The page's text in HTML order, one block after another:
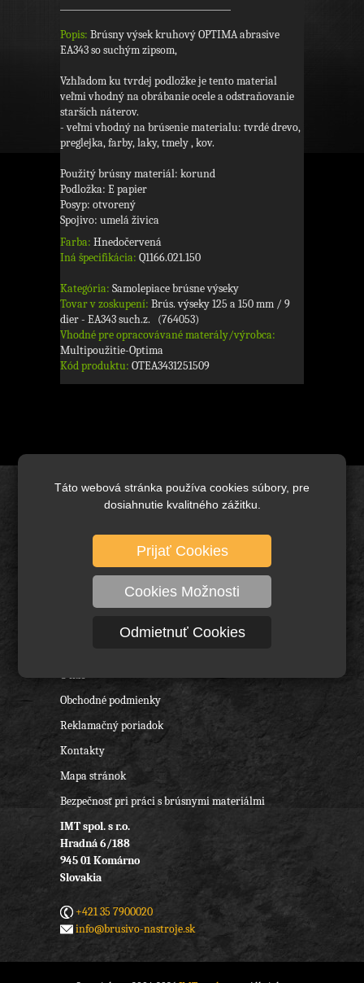
Táto webová stránka používa cookies súbory, pre
dosiahnutie kvalitného zážitku.
Prijať Cookies
Cookies Možnosti
Odmietnuť Cookies
Popis: Brúsny výsek kruhový OPTIMA abrasive
EA343 so suchým zipsom,
Vzhľadom ku tvrdej podložke je tento material
veľmi vhodný na obrábanie ocele a odstraňovanie
starších náterov.
- veľmi vhodný na brúsenie materialu: tvrdé drevo,
preglejka, farby, laky, tmely , kov.
Použitý brúsny materiál: korund
Podložka: E papier
Posyp: otvorený
Spojivo: umelá živica
Farba: Hnedočervená
Iná špecifikácia: Q1166.021.150
Kategória: Samolepiace brúsne výseky
Tovar v zoskupení: Brús. výseky 125 a 150 mm / 9
dier - EA343 such.z. (764053)
Vhodné pre opracovávané materály/výrobca:
Multipoužitie-Optima
Kód produktu: OTEA3431251509
Keramické brusivo
Diamantové brusivo
Technické kefy a pílové kotúče
Rezné nástroje, vrtáky a frézy
O nás
Obchodné podmienky
Reklamačný poriadok
Kontakty
Mapa stránok
Bezpečnosť pri práci s brúsnymi materiálmi
IMT spol. s r.o.
Hradná 6/188
945 01 Komárno
Slovakia
+421 35 7900020
info@brusivo-nastroje.sk